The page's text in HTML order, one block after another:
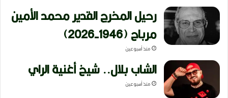
رحيل المخرج القدير محمد الأمين
مرباح (1946-2026)
منذ أسبوعين
الشاب بلال.. شيخ أغنية الراي
منذ أسبوعين